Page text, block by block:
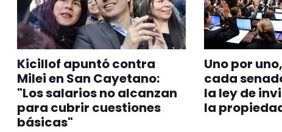
Kicillof apuntó contra
Milei en San Cayetano:
"Los salarios no alcanzan
para cubrir cuestiones
básicas"
Uno por
cada
la ley de
la